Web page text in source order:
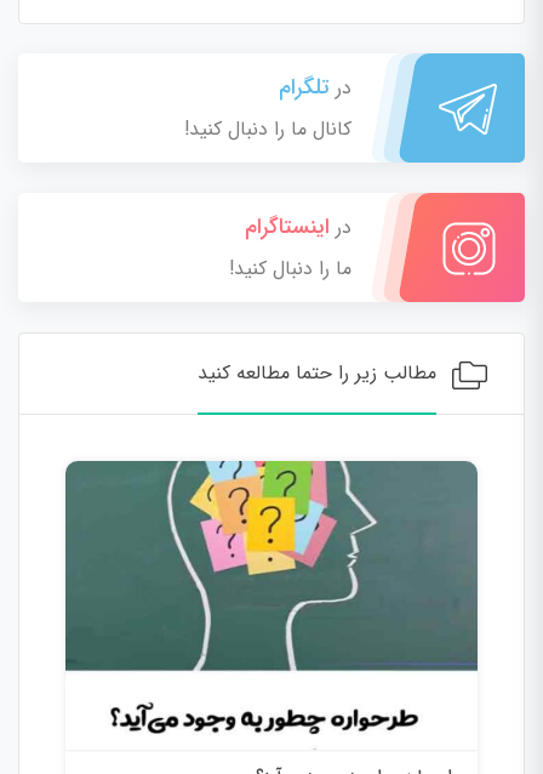
در تلگرام
کانال ما را دنبال کنید!
در اینستاگرام
ما را دنبال کنید!
مطالب زیر را حتما مطالعه کنید